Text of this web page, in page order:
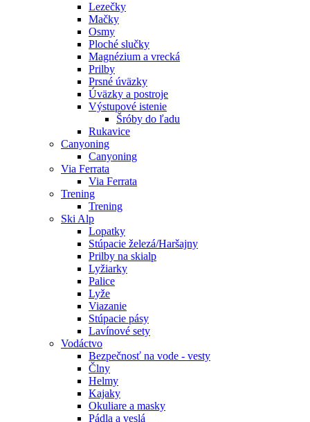
Lezečky
Mačky
Osmy
Ploché slučky
Magnézium a vrecká
Prilby
Prsné úväzky
Úväzky a postroje
Výstupové istenie
Šróby do ľadu
Rukavice
Canyoning
Canyoning
Via Ferrata
Via Ferrata
Trening
Trening
Ski Alp
Lopatky
Stúpacie železá/Haršajny
Prilby na skialp
Lyžiarky
Palice
Lyže
Viazanie
Stúpacie pásy
Lavínové sety
Vodáctvo
Bezpečnosť na vode - vesty
Člny
Helmy
Kajaky
Okuliare a masky
Pádla a veslá